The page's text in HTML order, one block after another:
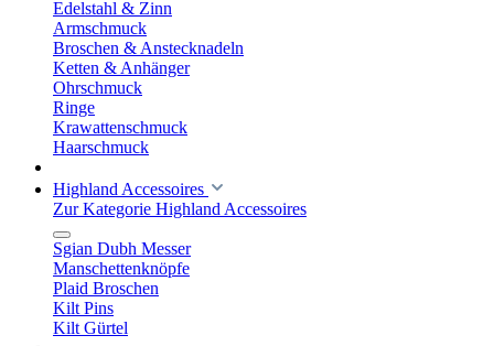
Edelstahl & Zinn
Armschmuck
Broschen & Anstecknadeln
Ketten & Anhänger
Ohrschmuck
Ringe
Krawattenschmuck
Haarschmuck
Highland Accessoires
Zur Kategorie Highland Accessoires
Sgian Dubh Messer
Manschettenknöpfe
Plaid Broschen
Kilt Pins
Kilt Gürtel